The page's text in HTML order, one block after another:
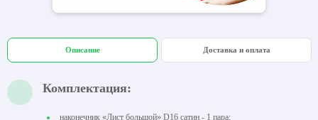
Описание Доставка и оплата
Комплектация:
наконечник «Лист большой» D16 сатин - 1 пара;